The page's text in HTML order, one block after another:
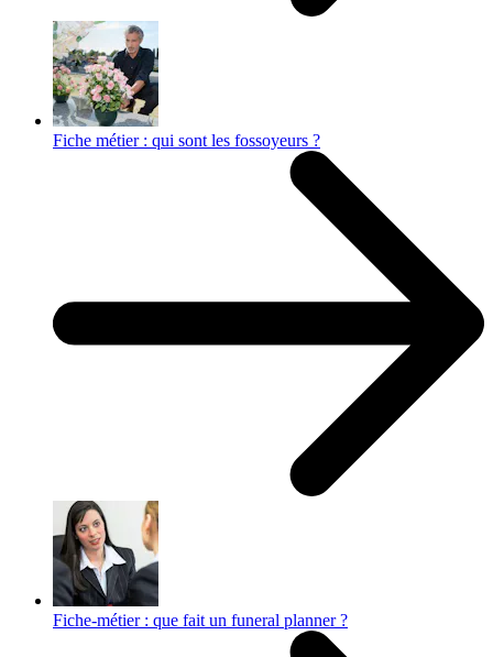
Fiche métier : qui sont les fossoyeurs ?
Fiche-métier : que fait un funeral planner ?